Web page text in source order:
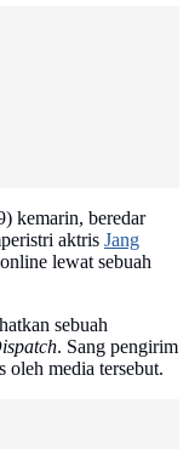
kemarin, beredar
aktris Jang
lewat sebuah
sebuah
. Sang pengirim
oleh media tersebut.